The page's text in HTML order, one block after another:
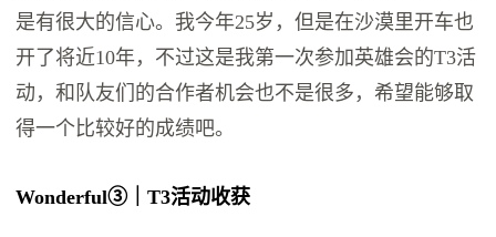
是有很大的信心。我今年25岁，但是在沙漠里开车也
开了将近10年，不过这是我第一次参加英雄会的T3活
动，和队友们的合作者机会也不是很多，希望能够取
得一个比较好的成绩吧。
Wonderful③｜T3活动收获